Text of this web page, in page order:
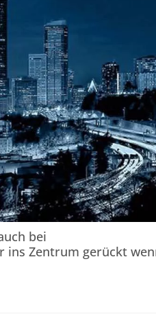
bei
ins Zentrum gerückt